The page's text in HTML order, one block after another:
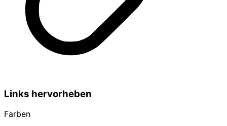
Links hervorheben
Farben